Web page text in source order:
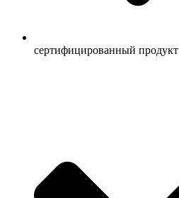
сертифицированный продукт